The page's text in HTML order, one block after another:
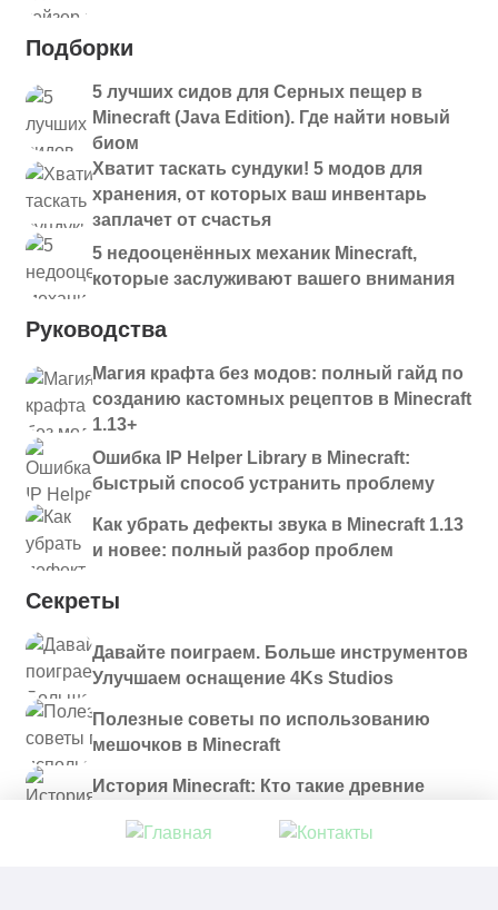
Подборки
5 лучших сидов для Серных пещер в
Minecraft (Java Edition). Где найти новый
биом
Хватит таскать сундуки! 5 модов для
хранения, от которых ваш инвентарь
заплачет от счастья
5 недооценённых механик Minecraft,
которые заслуживают вашего внимания
Руководства
Магия крафта без модов: полный гайд по
созданию кастомных рецептов в Minecraft
1.13+
Ошибка IP Helper Library в Minecraft:
быстрый способ устранить проблему
Как убрать дефекты звука в Minecraft 1.13
и новее: полный разбор проблем
Секреты
Давайте поиграем. Больше инструментов
Улучшаем оснащение 4Ks Studios
Полезные советы по использованию
мешочков в Minecraft
История Minecraft: Кто такие древние